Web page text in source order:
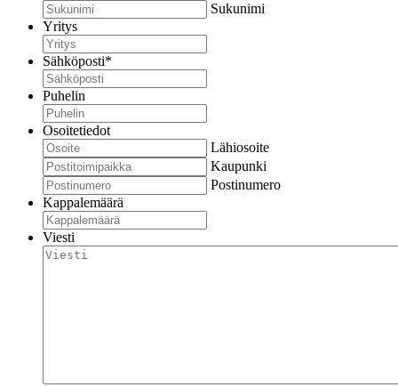
Sukunimi
Yritys
Sähköposti*
Puhelin
Osoitetiedot
Lähiosoite
Kaupunki
Postinumero
Kappalemäärä
Viesti